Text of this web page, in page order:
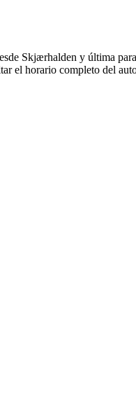
Skjærhalden y última
el horario completo del